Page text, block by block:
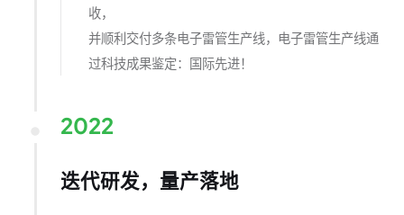
收，
并顺利交付多条电子雷管生产线，电子雷管生产线通
过科技成果鉴定：国际先进！
2022
迭代研发，量产落地